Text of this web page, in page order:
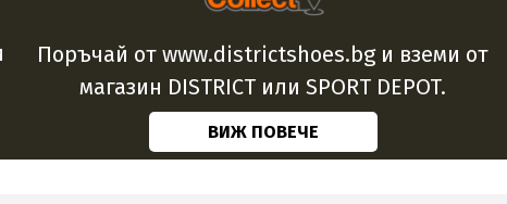
Поръчай от www.districtshoes.bg и вземи от
магазин DISTRICT или SPORT DEPOT.
ВИЖ ПОВЕЧЕ